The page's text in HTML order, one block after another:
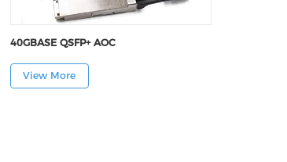
40GBASE QSFP+ AOC
View More